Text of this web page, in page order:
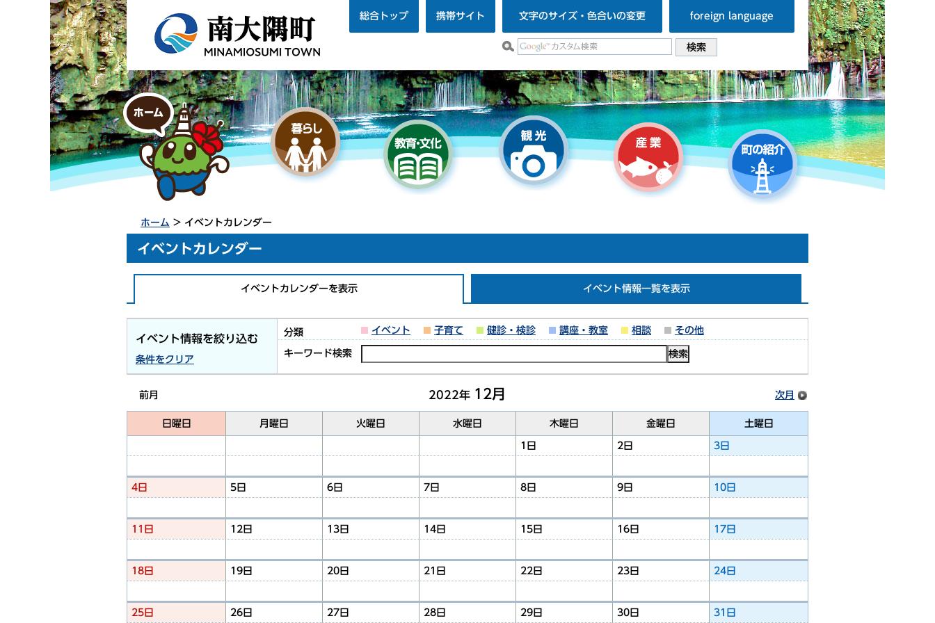
総合トップ 携帯サイト 文字のサイズ・色合いの変更 foreign language
ホーム > イベントカレンダー
イベントカレンダー
イベントカレンダーを表示 イベント情報一覧を表示
イベント情報を絞り込む
条件をクリア
分類 イベント 子育て 健診・検診 講座・教室 相談 その他
キーワード検索
前月 2022年 12月 次月
日曜日 月曜日 火曜日 水曜日 木曜日 金曜日 土曜日
1日 2日 3日
4日 5日 6日 7日 8日 9日 10日
11日 12日 13日 14日 15日 16日 17日
18日 19日 20日 21日 22日 23日 24日
25日 26日 27日 28日 29日 30日 31日